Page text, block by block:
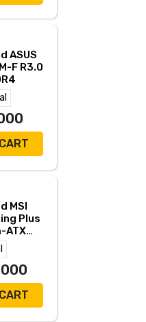
ASUS
F R3.0
MSI
Plus
ATX
DP